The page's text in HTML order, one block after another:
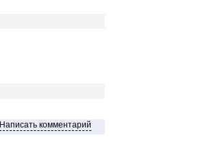
Написать комментарий